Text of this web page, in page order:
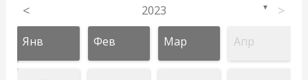
< 2023 ▼ >
Янв Фев Мар Апр